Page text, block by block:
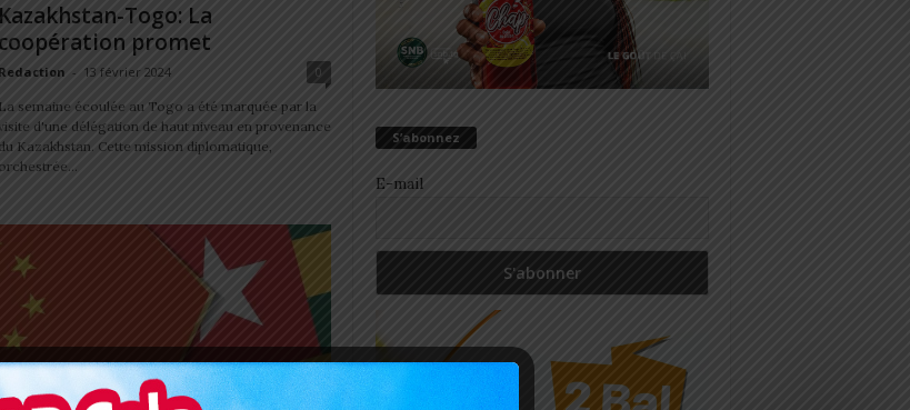
Kazakhstan-Togo: La
coopération promet
Redaction - 13 février 2024 0
La semaine écoulée au Togo a été marquée par la
d'une délégation de haut niveau en provenance
du Kazakhstan. Cette mission diplomatique,
orchestrée...
S’abonnez
E-mail